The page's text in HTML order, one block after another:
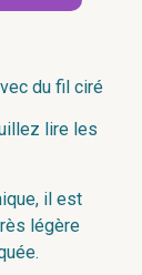
du fil ciré
lire les
il est
légère